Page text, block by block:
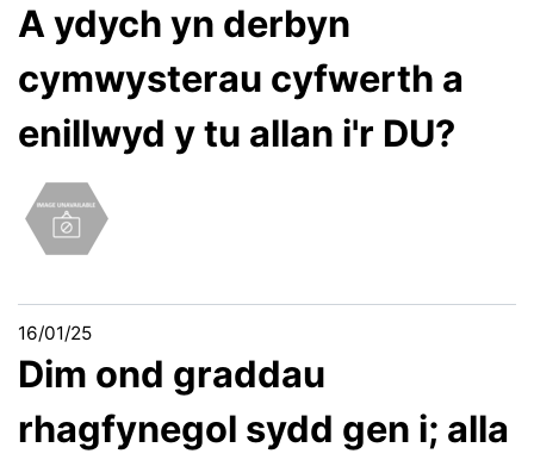
A ydych yn derbyn
cymwysterau cyfwerth a
enillwyd y tu allan i'r DU?
16/01/25
Dim ond graddau
rhagfynegol sydd gen i; alla